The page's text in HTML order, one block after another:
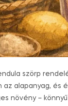
szörp
az alapanyag, és
növény –